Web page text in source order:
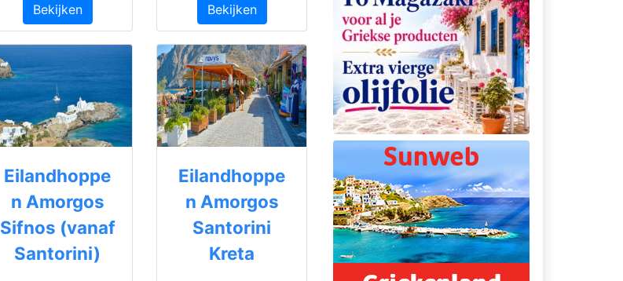
Bekijken Bekijken
Eilandhoppe
n Amorgos
Sifnos (vanaf
Santorini)
Eilandhoppe
n Amorgos
Santorini
Kreta